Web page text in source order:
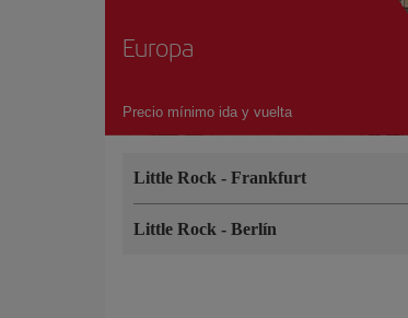
Europa
Precio mínimo ida y vuelta
Little Rock - Frankfurt
Little Rock - Berlín